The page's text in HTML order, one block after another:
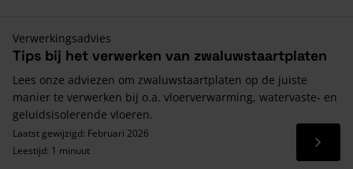
Verwerkingsadvies
Tips bij het verwerken van zwaluwstaartplaten
Lees onze adviezen om zwaluwstaartplaten op de juiste
manier te verwerken bij o.a. vloerverwarming, watervaste- en
geluidsisolerende vloeren.
Laatst gewijzigd: Februari 2026
Leestijd: 1 minuut
Lees